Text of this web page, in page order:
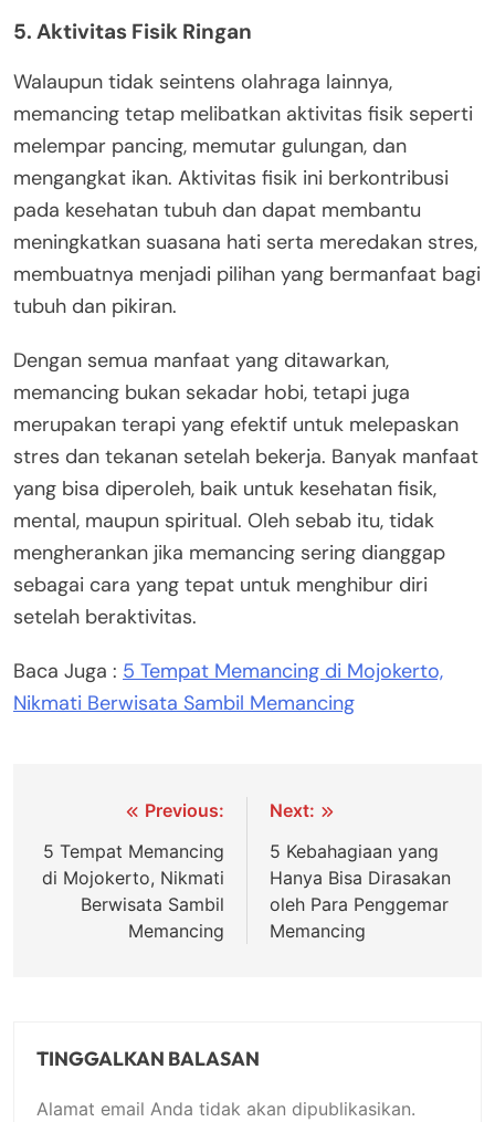
5. Aktivitas Fisik Ringan
Walaupun tidak seintens olahraga lainnya,
memancing tetap melibatkan aktivitas fisik seperti
melempar pancing, memutar gulungan, dan
mengangkat ikan. Aktivitas fisik ini berkontribusi
pada kesehatan tubuh dan dapat membantu
meningkatkan suasana hati serta meredakan stres,
membuatnya menjadi pilihan yang bermanfaat bagi
tubuh dan pikiran.
Dengan semua manfaat yang ditawarkan,
memancing bukan sekadar hobi, tetapi juga
merupakan terapi yang efektif untuk melepaskan
stres dan tekanan setelah bekerja. Banyak manfaat
yang bisa diperoleh, baik untuk kesehatan fisik,
mental, maupun spiritual. Oleh sebab itu, tidak
mengherankan jika memancing sering dianggap
sebagai cara yang tepat untuk menghibur diri
setelah beraktivitas.
Baca Juga : 5 Tempat Memancing di Mojokerto,
Nikmati Berwisata Sambil Memancing
Navigasi
pos
Previous:
5 Tempat Memancing
di Mojokerto, Nikmati
Berwisata Sambil
Memancing
Next:
5 Kebahagiaan yang
Hanya Bisa Dirasakan
oleh Para Penggemar
Memancing
TINGGALKAN BALASAN
Alamat email Anda tidak akan dipublikasikan.